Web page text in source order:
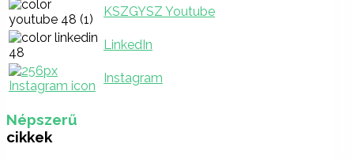
KSZGYSZ Youtube
LinkedIn
Instagram
Népszerű
cikkek